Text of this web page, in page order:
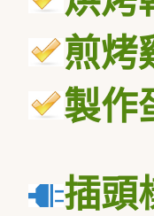
煎烤
製作
插頭